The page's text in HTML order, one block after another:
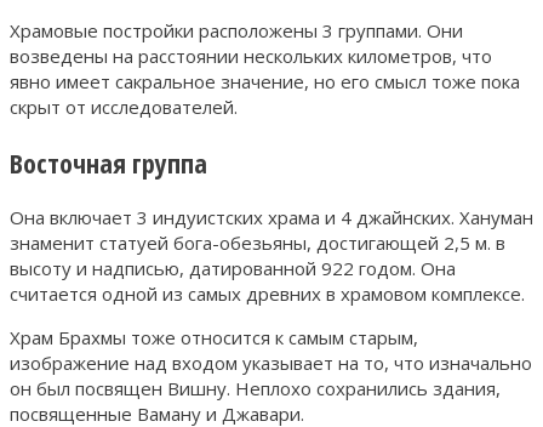
Храмовые постройки расположены 3 группами. Они
возведены на расстоянии нескольких километров, что
явно имеет сакральное значение, но его смысл тоже пока
скрыт от исследователей.
Восточная группа
Она включает 3 индуистских храма и 4 джайнских. Хануман
знаменит статуей бога-обезьяны, достигающей 2,5 м. в
высоту и надписью, датированной 922 годом. Она
считается одной из самых древних в храмовом комплексе.
Храм Брахмы тоже относится к самым старым,
изображение над входом указывает на то, что изначально
он был посвящен Вишну. Неплохо сохранились здания,
посвященные Ваману и Джавари.